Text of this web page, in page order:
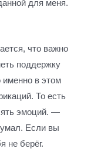
для меня.
что важно
поддержку
именно в этом
То есть
эмоций. —
Если вы
не берёг.